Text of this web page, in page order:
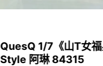
QuesQ 1/7《山T女
Style 阿琳 84315